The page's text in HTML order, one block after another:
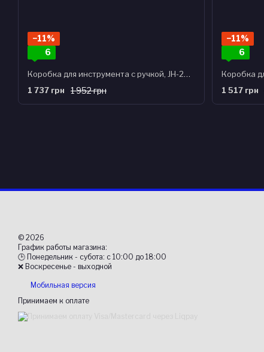
−11%
6
Коробка для инструмента с ручкой, JH-2050-30
1 952 грн
1 737 грн
−11%
6
1 517 грн
© 2026
График работы магазина:
🕒 Понедельник - субота: с 10:00 до 18:00
❌ Воскресенье - выходной
Мобильная версия
Принимаем к оплате